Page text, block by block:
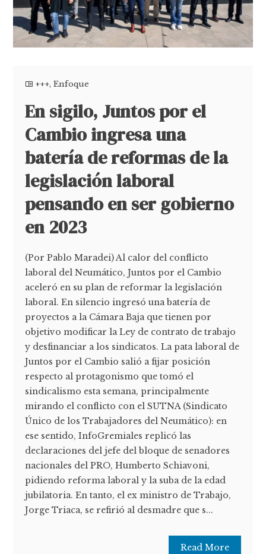
+++,Enfoque
En sigilo, Juntos por el
Cambio ingresa una
batería de reformas de la
legislación laboral
pensando en ser gobierno
en 2023
(Por Pablo Maradei) Al calor del conflicto
laboral del Neumático, Juntos por el Cambio
aceleró en su plan de reformar la legislación
laboral. En silencio ingresó una batería de
proyectos a la Cámara Baja que tienen por
objetivo modificar la Ley de contrato de trabajo
y desfinanciar a los sindicatos. La pata laboral de
Juntos por el Cambio salió a fijar posición
respecto al protagonismo que tomó el
sindicalismo esta semana, principalmente
mirando el conflicto con el SUTNA (Sindicato
Único de los Trabajadores del Neumático): en
ese sentido, InfoGremiales replicó las
declaraciones del jefe del bloque de senadores
nacionales del PRO, Humberto Schiavoni,
pidiendo reforma laboral y la suba de la edad
jubilatoria. En tanto, el ex ministro de Trabajo,
Jorge Triaca, se refirió al desmadre que s...
Read More